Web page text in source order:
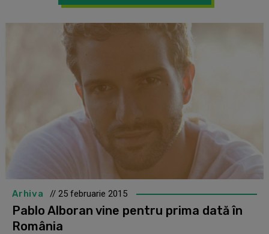
Arhiva // 25 februarie 2015
Pablo Alboran vine pentru prima dată în
România